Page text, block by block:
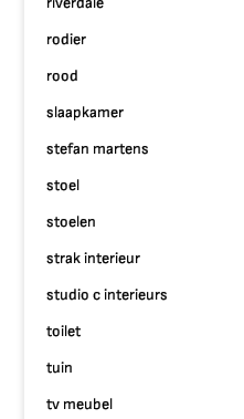
rodier
rood
slaapkamer
stefan martens
stoel
stoelen
strak interieur
studio c interieurs
toilet
tuin
tv meubel